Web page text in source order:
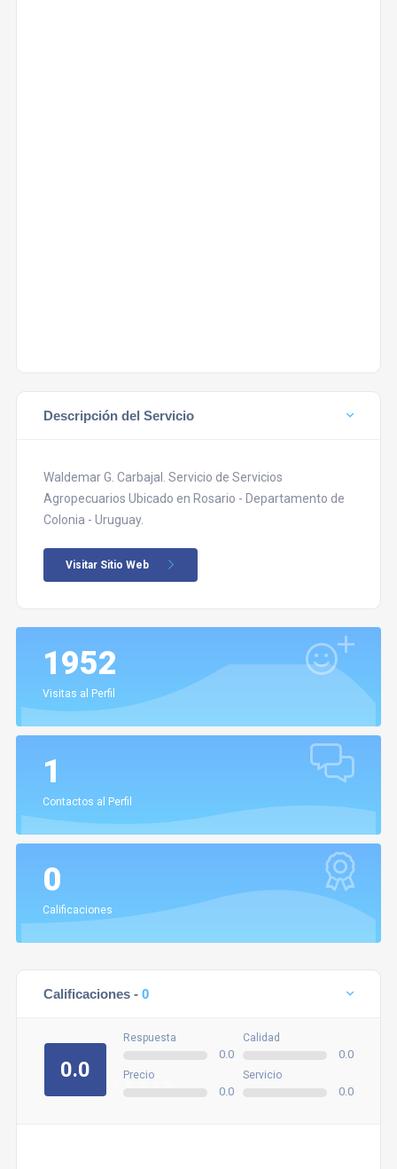
Descripción del Servicio
Waldemar G. Carbajal. Servicio de Servicios
Agropecuarios Ubicado en Rosario - Departamento de
Colonia - Uruguay.
Visitar Sitio Web
1952
Visitas al Perfil
1
Contactos al Perfil
0
Calificaciones
Calificaciones - 0
0.0
Respuesta
0.0
Calidad
0.0
Precio
0.0
Servicio
0.0